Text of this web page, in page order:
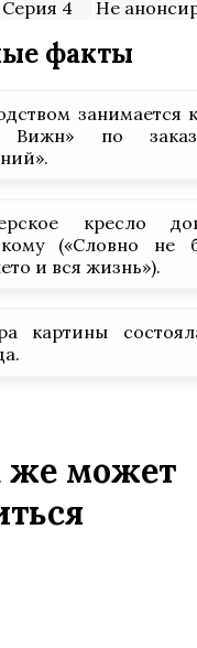
Серия 4 Не
факты
занимается
по
кресло
(«Словно не
и вся жизнь»).
картины
же может